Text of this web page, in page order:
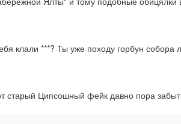
клали ***? Ты уже походу горбун собора
старый Ципсошный фейк давно пора